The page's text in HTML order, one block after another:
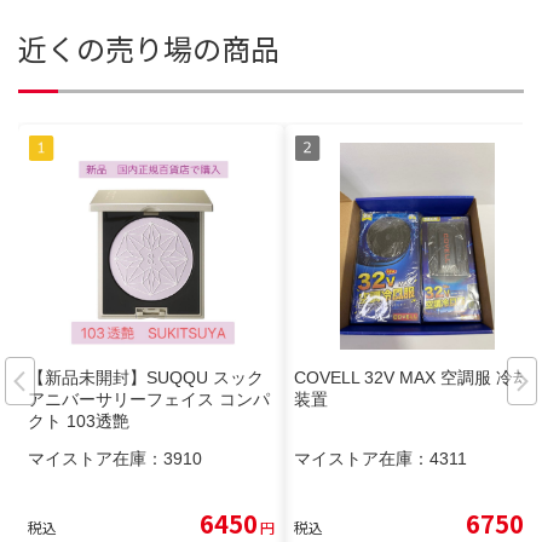
近くの売り場の商品
【新品未開封】SUQQU スック
アニバーサリーフェイス コンパ
クト 103透艶
マイストア在庫： 3910
税込 6450円
COVELL 32V MAX 空調服 冷却
装置
マイストア在庫： 4311
税込 6750